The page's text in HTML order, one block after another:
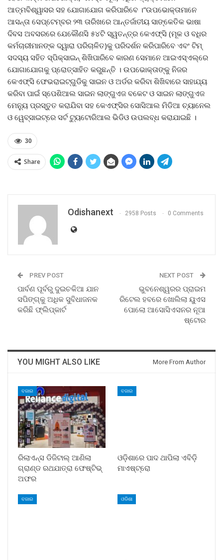
ଆତ୍ମବିଶ୍ୱାସର ସହ ଯୋଗାଯୋଗ କରିପାରିବେ ।”ଉପଭୋକ୍ତାମାନେ
ଆସନ୍ତା ସେପ୍ଟେମ୍ବର ୨୩ ତାରିଖରେ ଆନ୍ତର୍ଜାତୀୟ ସାଙ୍କେତିକ ଭାଷା
ଦିବସ ଅବସରରେ ଯେକୌଣସି ୫୪ଟି ସ୍ୱତନ୍ତ୍ର କେଏଫ୍‌ସି (ମୂକ ଓ ବଧିର
କର୍ମଚାରୀମାନଙ୍କ ଦ୍ୱାରା ପରିଚାଳିତ)କୁ ପରିଦର୍ଶନ କରିପାରିବେ ଏବଂ ଟିମ୍
ସଦସ୍ୟ ସହିତ ସ୍ପିକ୍‌ସାଇନ୍ ଶିଖିପାରିବେ କାରଣ ସେମାନେ ଆଇଏସ୍‌ଏଲ୍‌ରେ
ଯୋଗାଯୋଗକୁ ପ୍ରୋତ୍ସାହିତ କରୁଛନ୍ତି । ଉପଭୋକ୍ତାଙ୍କୁ ନିଜର
କେଏଫ୍‌ସି ଫେଭରାଇଟ୍‌ଗୁଡିକୁ ସାଇନ ଓ ଅର୍ଡର କରିବା ଶିଖିବାରେ ସାହାଯ୍ୟ
କରିବା ପାଇଁ ସ୍ପେଶିଆଲ ସାଇନ ଲାଙ୍ଗୁଏଜ ବକେଟ ଓ ସାଇନ ଲାଙ୍ଗୁଏଜ
ମେନ୍ୟୁ ପ୍ରସ୍ତୁତ କରାଯିବା ସହ କେଏଫ୍‌ସିର ସୋସିଆଲ ମିଡିଆ ଚ୍ୟାନେଲ
ଓ ୱେବ୍‌ସାଇଟ୍‌ରେ ସର୍ଟ ଟ୍ୟୁଟୋରିଆଲ ଭିଡିଓ ଉପଲବ୍ଧ କରାଯାଇଛି ।
30
Share
Odishanext 2958 Posts 0 Comments
PREV POST
ପାର୍ବଣ ପୂର୍ବରୁ ଦୁଇଚକିଆ ଯାନ
ସପିଙ୍ଗ୍‌କୁ ଅଧିକ ସୁବିଧାଜନକ
କରିଛି ଫ୍ଲିପ୍‌କାର୍ଟ
NEXT POST
ଭୁବନେଶ୍ୱରର ପ୍ରାଇମ
ରିଟେଲ ହବରେ ଖୋଲିଲା ୟୁଏସ
ପୋଲୋ ଆସୋସିଏସନର ନୂଆ
ଷ୍ଟୋର
YOU MIGHT ALSO LIKE More From Author
ବଜାର
ରିଲାଏନ୍ସ ଡିଜିଟାଲ୍ ଆଣିଲା
ଗ୍ରାଣ୍ଡ ରଥଯାତ୍ରା ଫେଷ୍ଟିଭ୍
ଅଫର
ବଜାର
ଓଡ଼ିଶାରେ ପାଦ ଥାପିଲା ଏବିଡ଼ି
ମାଏଷ୍ଟ୍ରୋ
ବଜାର ଓଡିଶା